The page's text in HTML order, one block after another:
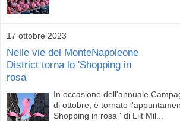
17 ottobre 2023
Nelle vie del MonteNapoleone
District torna lo 'Shopping in
rosa'
In occasione dell'annuale
di ottobre, è tornato
Shopping in rosa ' di Lilt Mil...